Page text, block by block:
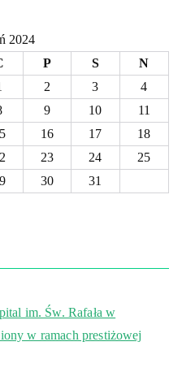
2024
P S
N
2 3
4
9 10
11
16 17
18
23 24
25
30 31
im. Św. Rafała w
w ramach prestiżowej